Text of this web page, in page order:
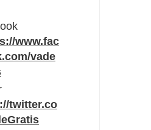
www.fac
vade
twitter.co